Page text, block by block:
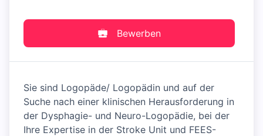
Bewerben
Sie sind Logopäde/ Logopädin und auf der
Suche nach einer klinischen Herausforderung in
der Dysphagie- und Neuro-Logopädie, bei der
Ihre Expertise in der Stroke Unit und FEES-